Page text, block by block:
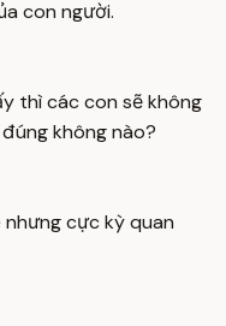
con người.
thì các con sẽ không
không nào?
cực kỳ quan